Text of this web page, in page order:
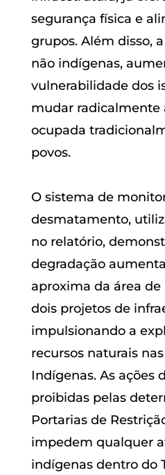
segurança física e
grupos. Além disso,
não indígenas,
vulnerabilidade dos
mudar radicalmente
ocupada
povos.
O sistema de
desmatamento,
no relatório,
degradação
aproxima da área
dois projetos de
impulsionando a
recursos naturais
Indígenas. As ações
proibidas pelas
Portarias de
impedem qualquer
indígenas dentro do